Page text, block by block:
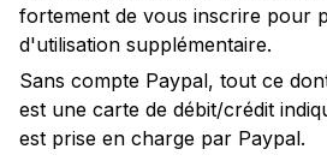
fortement de vous inscrire pour
d'utilisation supplémentaire.
Sans compte Paypal, tout ce
est une carte de débit/crédit
est prise en charge par Paypal.